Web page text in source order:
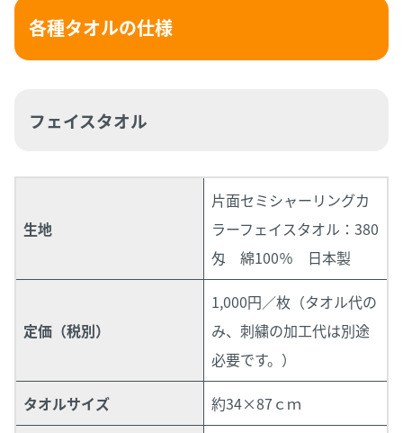
各種タオルの仕様
フェイスタオル
生地
片面セミシャーリングカ
ラーフェイスタオル：380
匁 綿100％ 日本製
定価（税別）
1,000円／枚（タオル代の
み、刺繍の加工代は別途
必要です。）
タオルサイズ 約34×87ｃｍ